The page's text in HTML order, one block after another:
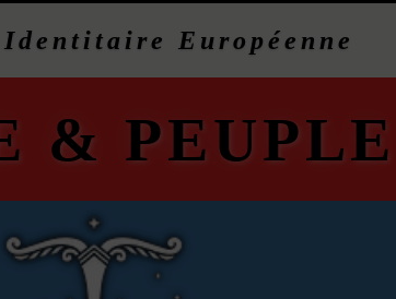
Identitaire Européenne
& PEUPLE